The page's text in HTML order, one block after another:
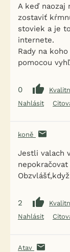
A keď naozaj
zostaviť
stoviek a je
internete.
Rady na
pomocou
0
Nahlásit
koně
Jestli valach
2
Nahlásit
Atav